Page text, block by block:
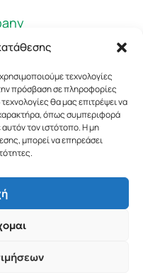
τεχνολογίες
πρόσβαση σε πληροφορίες
θα μας επιτρέψει να
όπως συμπεριφορά
τον ιστότοπο. Η μη
μπορεί να επηρεάσει